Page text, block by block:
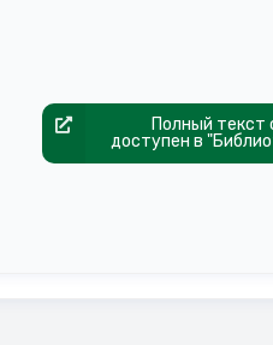
Полный текст
доступен в